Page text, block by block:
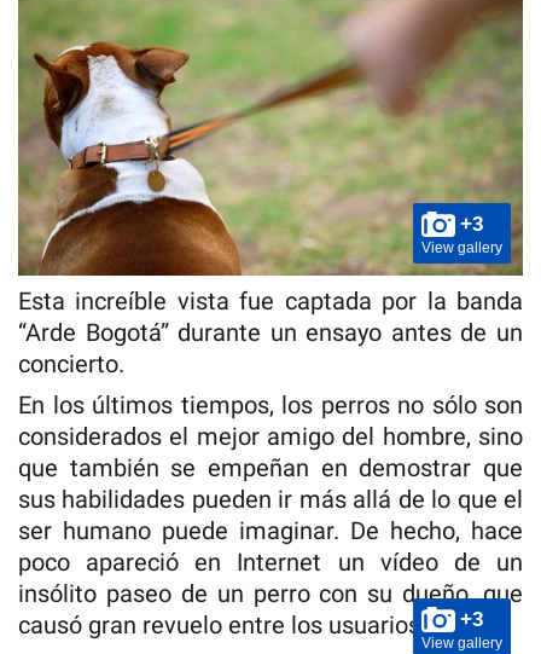
+3
View gallery
Esta increíble vista fue captada por la banda
“Arde Bogotá” durante un ensayo antes de un
concierto.
En los últimos tiempos, los perros no sólo son
considerados el mejor amigo del hombre, sino
que también se empeñan en demostrar que
sus habilidades pueden ir más allá de lo que el
ser humano puede imaginar. De hecho, hace
poco apareció en Internet un vídeo de un
insólito paseo de un perro con su dueño, que
causó gran revuelo entre los usuarios.
+3
View gallery